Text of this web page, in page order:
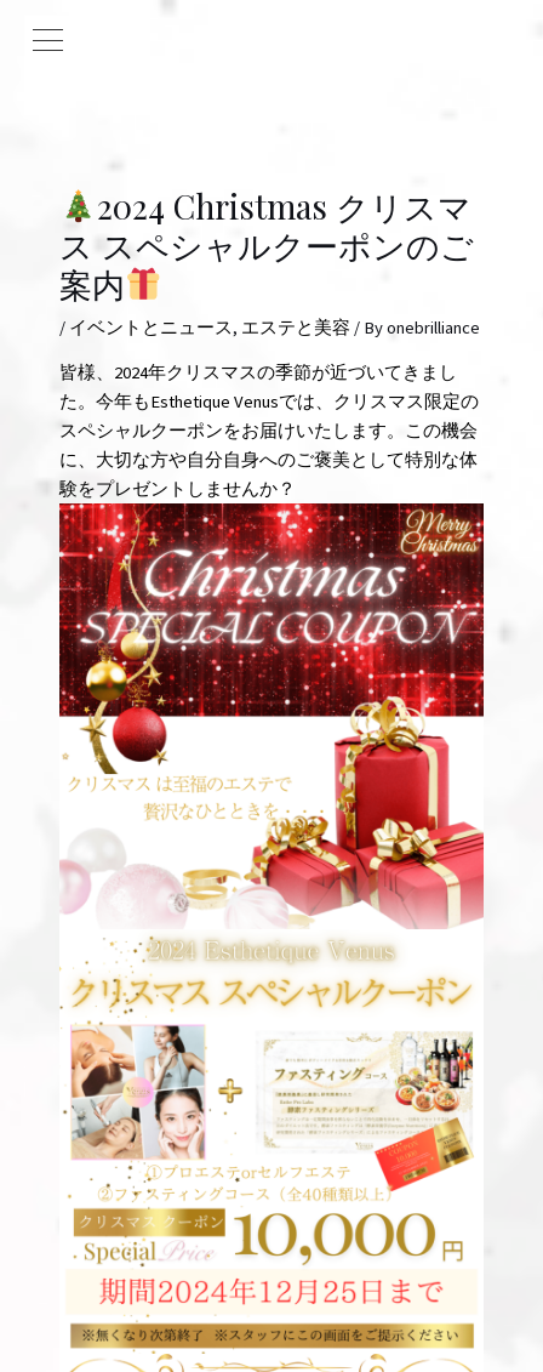
2024 Christmas クリスマ
ス スペシャルクーポンのご
案内
/ イベントとニュース, エステと美容 / Byonebrilliance
皆様、2024年クリスマスの季節が近づいてきまし
た。今年もEsthetique Venusでは、クリスマス限定の
スペシャルクーポンをお届けいたします。この機会
に、大切な方や自分自身へのご褒美として特別な体
験をプレゼントしませんか？